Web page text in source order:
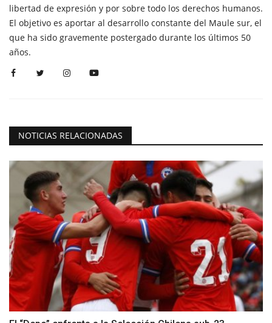
libertad de expresión y por sobre todo los derechos humanos.
El objetivo es aportar al desarrollo constante del Maule sur, el
que ha sido gravemente postergado durante los últimos 50
años.
NOTICIAS RELACIONADAS